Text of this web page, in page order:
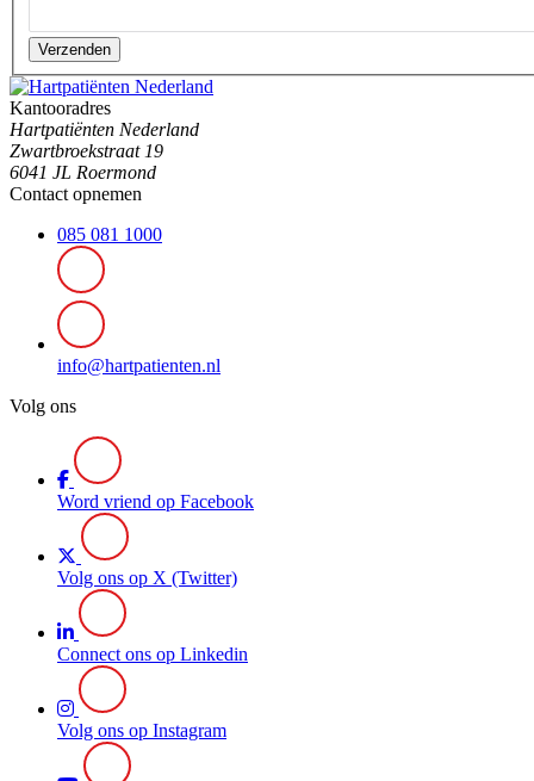
Verzenden
Kantooradres
Hartpatiënten Nederland
Zwartbroekstraat 19
6041 JL Roermond
Contact opnemen
085 081 1000
info@hartpatienten.nl
Volg ons
Word vriend op Facebook
Volg ons op X (Twitter)
Connect ons op Linkedin
Volg ons op Instagram